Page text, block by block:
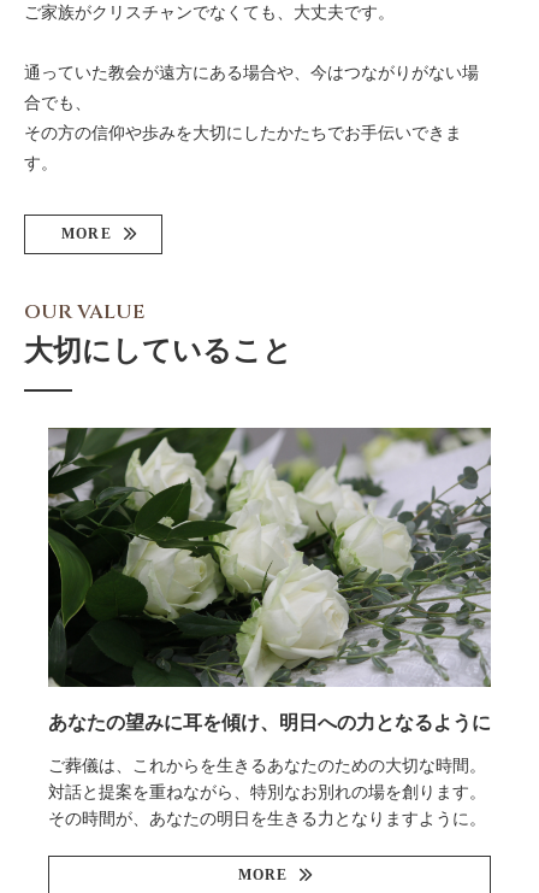
ご家族がクリスチャンでなくても、大丈夫です。
通っていた教会が遠方にある場合や、今はつながりがない場
合でも、
その方の信仰や歩みを大切にしたかたちでお手伝いできま
す。
MORE
OUR VALUE
大切にしていること
あなたの望みに耳を傾け、明日への力となるように
ご葬儀は、これからを生きるあなたのための大切な時間。
対話と提案を重ねながら、特別なお別れの場を創ります。
その時間が、あなたの明日を生きる力となりますように。
MORE